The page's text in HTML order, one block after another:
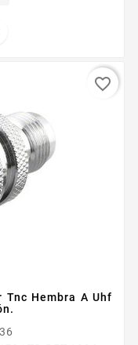
Tefloacuten
Tnc Hembra A Uhf
favorite_border